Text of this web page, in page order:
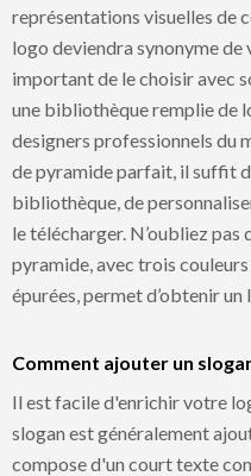
représentations visuelles de
logo deviendra synonyme de
important de le choisir avec
une bibliothèque remplie de
designers professionnels du
de pyramide parfait, il suffit
bibliothèque, de
le télécharger. N’oubliez
pyramide, avec trois
épurées, permet d’obtenir
Comment ajouter un
Il est facile d'enrichir votre
slogan est généralement
compose d'un court texte